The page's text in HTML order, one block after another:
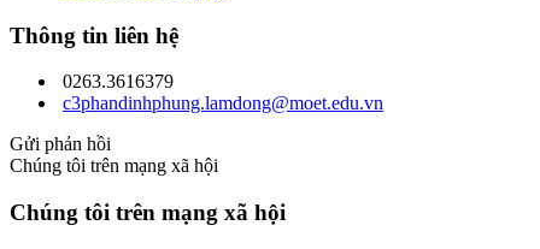
Thông tin liên hệ
0263.3616379
c3phandinhphung.lamdong@moet.edu.vn
Gửi phản hồi
Chúng tôi trên mạng xã hội
Chúng tôi trên mạng xã hội